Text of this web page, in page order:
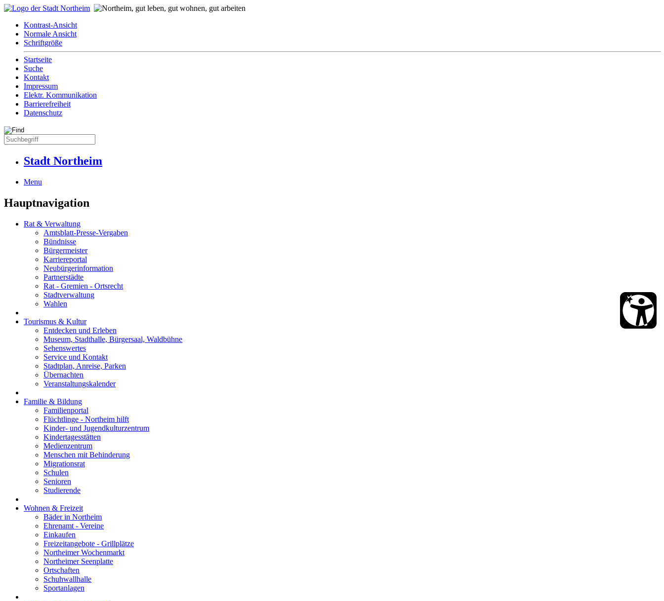
Kontrast-Ansicht
Normale Ansicht
Schriftgröße
Startseite
Suche
Kontakt
Impressum
Elektr. Kommunikation
Barrierefreiheit
Datenschutz
Stadt Northeim
Menu
Hauptnavigation
Rat & Verwaltung
Amtsblatt-Presse-Vergaben
Bündnisse
Bürgermeister
Karriereportal
Neubürgerinformation
Partnerstädte
Rat - Gremien - Ortsrecht
Stadtverwaltung
Wahlen
Tourismus & Kultur
Entdecken und Erleben
Museum, Stadthalle, Bürgersaal, Waldbühne
Sehenswertes
Service und Kontakt
Stadtplan, Anreise, Parken
Übernachten
Veranstaltungskalender
Familie & Bildung
Familienportal
Flüchtlinge - Northeim hilft
Kinder- und Jugendkulturzentrum
Kindertagesstätten
Medienzentrum
Menschen mit Behinderung
Migrationsrat
Schulen
Senioren
Studierende
Wohnen & Freizeit
Bäder in Northeim
Ehrenamt - Vereine
Einkaufen
Freizeitangebote - Grillplätze
Northeimer Wochenmarkt
Northeimer Seenplatte
Ortschaften
Schuhwallhalle
Sportanlagen